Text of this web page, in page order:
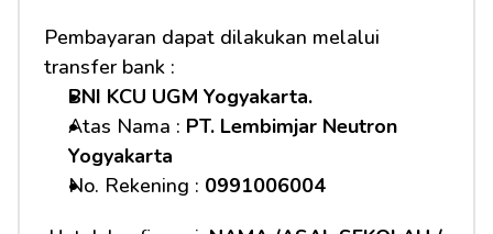
Pembayaran dapat dilakukan melalui
transfer bank :
BNI KCU UGM Yogyakarta.
Atas Nama : PT. Lembimjar Neutron
Yogyakarta
No. Rekening : 0991006004